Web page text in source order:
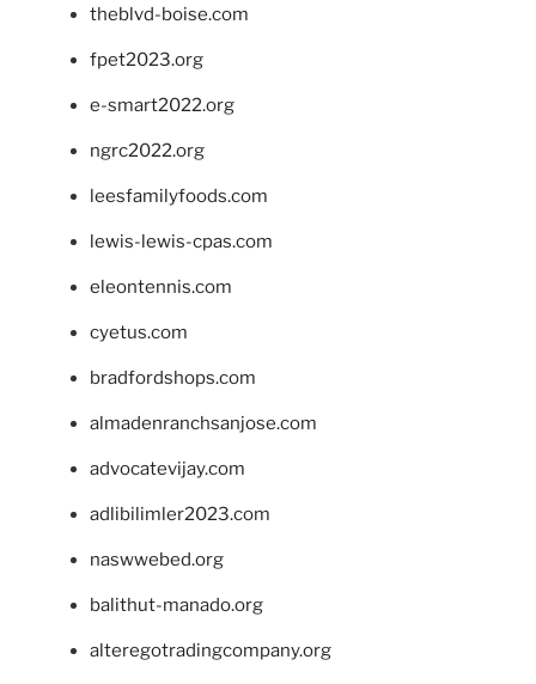
theblvd-boise.com
fpet2023.org
e-smart2022.org
ngrc2022.org
leesfamilyfoods.com
lewis-lewis-cpas.com
eleontennis.com
cyetus.com
bradfordshops.com
almadenranchsanjose.com
advocatevijay.com
adlibilimler2023.com
naswwebed.org
balithut-manado.org
alteregotradingcompany.org